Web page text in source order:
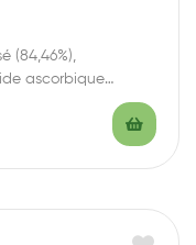
(84,46%),
ascorbique